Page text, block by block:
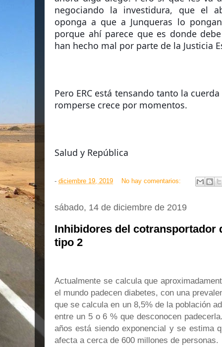
negociando la investidura, que el
oponga a que a Junqueras lo
porque ahí parece que es donde
han hecho mal por parte de la Justicia
Pero ERC está tensando tanto la
romperse crece por momentos.
Salud y República
- diciembre 19, 2019 No hay comentarios:
sábado, 14 de diciembre de 2019
Inhibidores del cotransportador
tipo 2
Actualmente se calcula que
el mundo padecen diabetes, con una
que se calcula en un 8,5% de la población
entre un 5 o 6 % que desconocen
años está siendo exponencial y se estima
afecta a cerca de 600 millones de personas.